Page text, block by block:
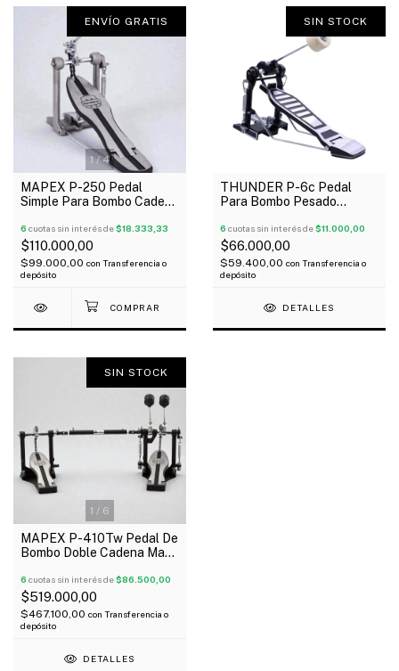
1/4
ENVÍO GRATIS
MAPEX P-250 Pedal
Simple Para Bombo Cadena
6 cuotas sin interés de$18.333,33
$110.000,00
$99.000,00 con Transferencia o
depósito
SIN STOCK
THUNDER P-6c Pedal
Para Bombo Pesado
6 cuotas sin interés de$11.000,00
$66.000,00
$59.400,00 con Transferencia o
depósito
DETALLES
1 / 6
SIN STOCK
MAPEX P-410Tw Pedal De
Bombo Doble Cadena Mazo
6 cuotas sin interés de$86.500,00
$519.000,00
$467.100,00 con Transferencia o
depósito
DETALLES